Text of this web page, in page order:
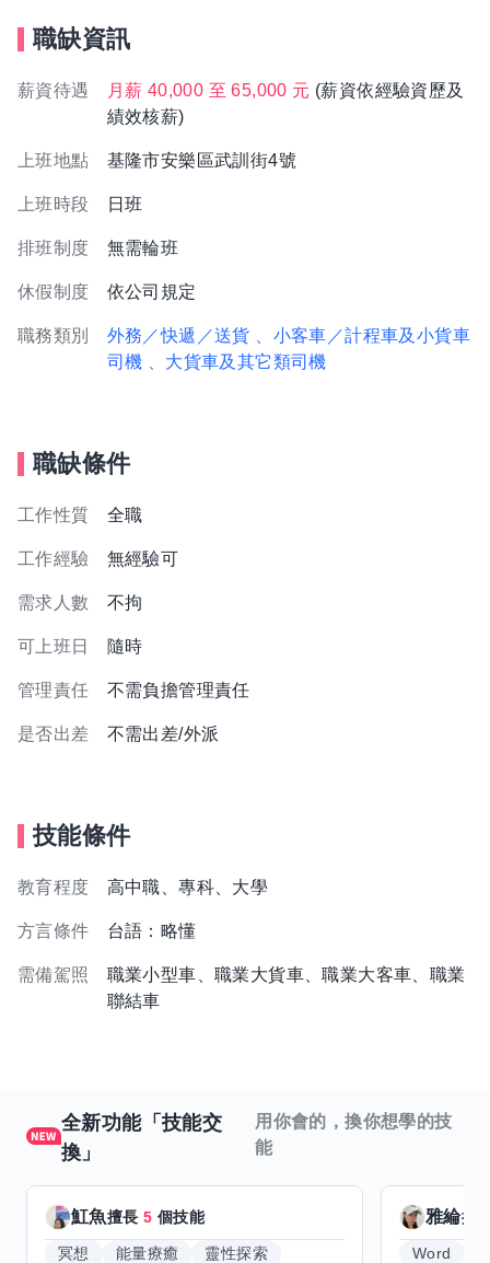
職缺資訊
薪資待遇 月薪 40,000 至 65,000 元 (薪資依經驗資歷及
績效核薪)
上班地點 基隆市安樂區武訓街4號
上班時段 日班
排班制度 無需輪班
休假制度 依公司規定
職務類別 外務／快遞／送貨
、小客車／計程車及小貨車
司機
、大貨車及其它類司機
職缺條件
工作性質 全職
工作經驗 無經驗可
需求人數 不拘
可上班日 隨時
管理責任 不需負擔管理責任
是否出差 不需出差/外派
技能條件
教育程度 高中職、專科、大學
方言條件 台語：略懂
需備駕照
職業小型車、職業大貨車、職業大客車、職業
聯結車
全新功能「技能交
換」
用你會的，換你想學的技
能
魟魚擅長5 個技能
冥想 能量療癒
靈性探索
雅綸擅
Word